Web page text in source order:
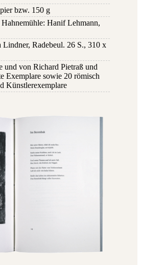
bzw. 150 g
Hanif Lehmann,
Radebeul. 26 S., 310 x
und von Richard Pietraß und
Exemplare sowie 20 römisch
Künstlerexemplare